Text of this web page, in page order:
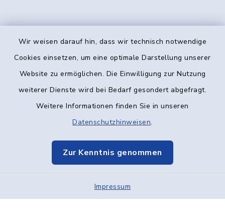
Wir weisen darauf hin, dass wir technisch notwendige
Cookies einsetzen, um eine optimale Darstellung unserer
Website zu ermöglichen. Die Einwilligung zur Nutzung
weiterer Dienste wird bei Bedarf gesondert abgefragt.
Weitere Informationen finden Sie in unseren
Datenschutzhinweisen.
Zur Kenntnis genommen
Impressum
Kontakt
Datenschutz
Elektronische Kommunikation
Sitemap